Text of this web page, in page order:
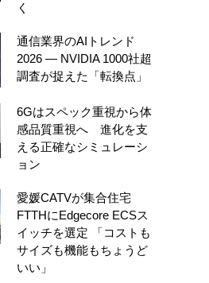
く
通信業界のAIトレンド
2026 ― NVIDIA 1000社超
調査が捉えた「転換点」
6Gはスペック重視から体
感品質重視へ 進化を支
える正確なシミュレーシ
ョン
愛媛CATVが集合住宅
FTTHにEdgecore ECSス
イッチを選定 「コストも
サイズも機能もちょうど
いい」